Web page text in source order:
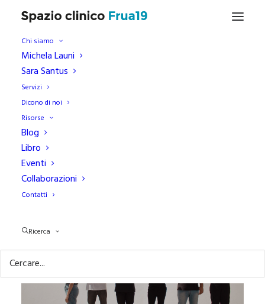
Chi siamo
Michela Launi
Sara Santus
Servizi
Dicono di noi
Risorse
Blog
Libro
Eventi
Collaborazioni
Contatti
Ricerca
Web